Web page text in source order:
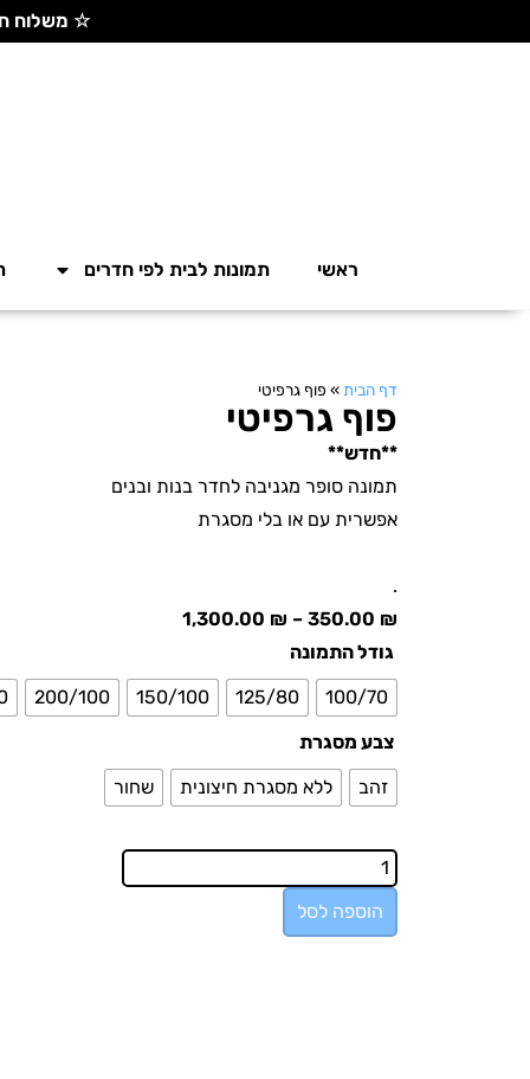
☆ משלוח חינם בקנייה מעל 300
ראשי תמונות לבית לפי חדרים
דף הבית » פוף גרפיטי
פוף גרפיטי
**חדש**
תמונה סופר מגניבה לחדר בנות ובנים
אפשרית עם או בלי מסגרת
.
350.00 ₪
–
1,300.00 ₪
גודל התמונה
100/70
125/80
150/100
200/100
צבע מסגרת
זהב
ללא מסגרת חיצונית שחור
הוספה לסל